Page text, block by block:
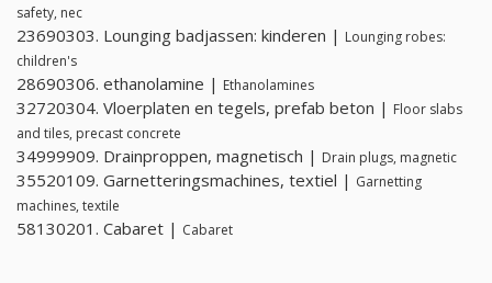
safety, nec
23690303. Lounging badjassen: kinderen | Lounging robes:
children's
28690306. ethanolamine | Ethanolamines
32720304. Vloerplaten en tegels, prefab beton | Floor slabs
and tiles, precast concrete
34999909. Drainproppen, magnetisch | Drain plugs, magnetic
35520109. Garnetteringsmachines, textiel | Garnetting
machines, textile
58130201. Cabaret | Cabaret